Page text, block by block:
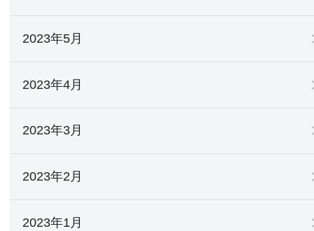
2023年5月
2023年4月
2023年3月
2023年2月
2023年1月